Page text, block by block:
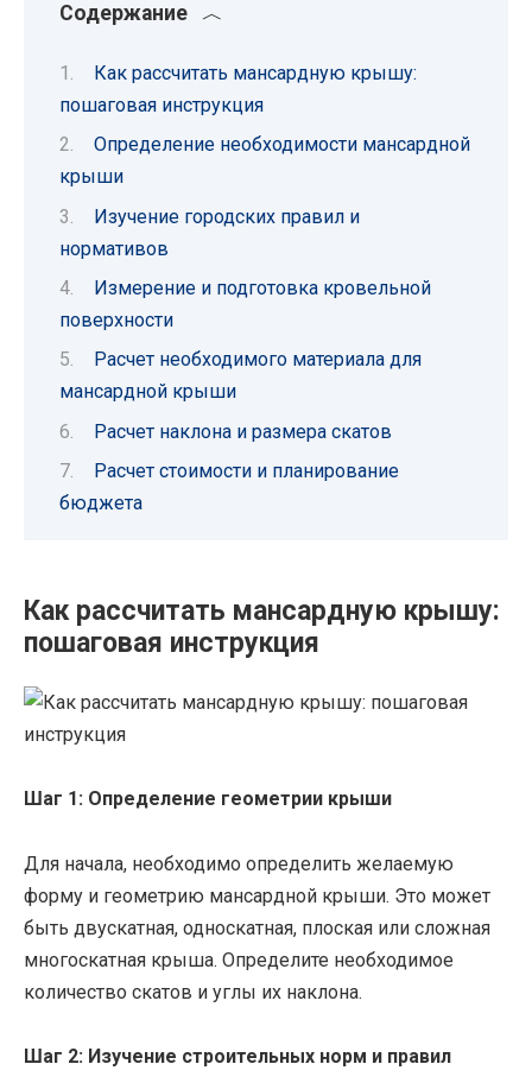
Содержание
Как рассчитать мансардную крышу:
пошаговая инструкция
Определение необходимости мансардной
крыши
Изучение городских правил и
нормативов
Измерение и подготовка кровельной
поверхности
Расчет необходимого материала для
мансардной крыши
Расчет наклона и размера скатов
Расчет стоимости и планирование
бюджета
Как рассчитать мансардную крышу:
пошаговая инструкция
Шаг 1: Определение геометрии крыши
Для начала, необходимо определить желаемую
форму и геометрию мансардной крыши. Это может
быть двускатная, односкатная, плоская или сложная
многоскатная крыша. Определите необходимое
количество скатов и углы их наклона.
Шаг 2: Изучение строительных норм и правил